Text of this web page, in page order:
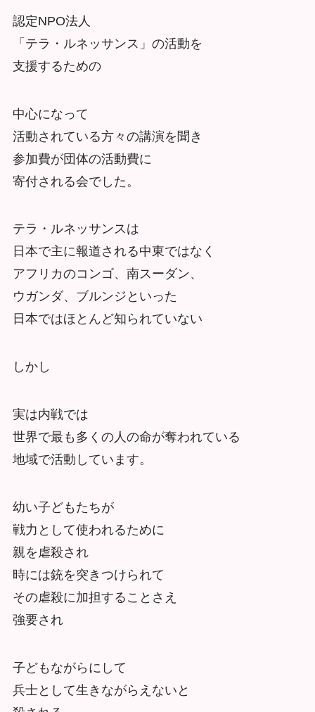
認定NPO法人
「テラ・ルネッサンス」の活動を
支援するための
中心になって
活動されている方々の講演を聞き
参加費が団体の活動費に
寄付される会でした。
テラ・ルネッサンスは
日本で主に報道される中東ではなく
アフリカのコンゴ、南スーダン、
ウガンダ、ブルンジといった
日本ではほとんど知られていない
しかし
実は内戦では
世界で最も多くの人の命が奪われている
地域で活動しています。
幼い子どもたちが
戦力として使われるために
親を虐殺され
時には銃を突きつけられて
その虐殺に加担することさえ
強要され
子どもながらにして
兵士として生きながらえないと